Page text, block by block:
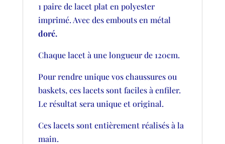
1 paire de lacet plat en polyester
imprimé. Avec des embouts en métal
doré.
Chaque lacet à une longueur de 120cm.
Pour rendre unique vos chaussures ou
baskets, ces lacets sont faciles à enfiler.
Le résultat sera unique et original.
Ces lacets sont entièrement réalisés à la
main.